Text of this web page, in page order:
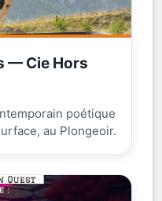
— Cie Hors
poétique
au Plongeoir.